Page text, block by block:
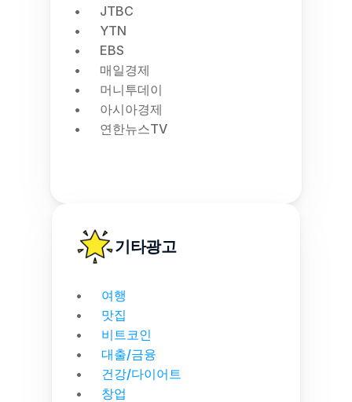
JTBC
YTN
EBS
매일경제
머니투데이
아시아경제
연한뉴스TV
기타광고
여행
맛집
비트코인
대출/금융
건강/다이어트
창업